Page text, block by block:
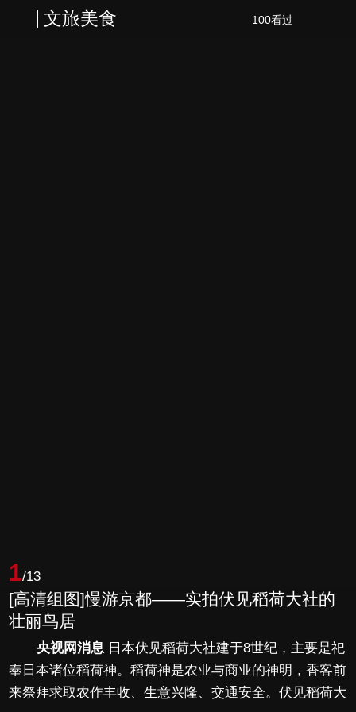
文旅美食 100看过
1/13
[高清组图]慢游京都——实拍伏见稻荷大社的
壮丽鸟居
央视网消息日本伏见稻荷大社建于8世纪，主要是祀
奉日本诸位稻荷神。稻荷神是农业与商业的神明，香客前
来祭拜求取农作丰收、生意兴隆、交通安全。伏见稻荷大